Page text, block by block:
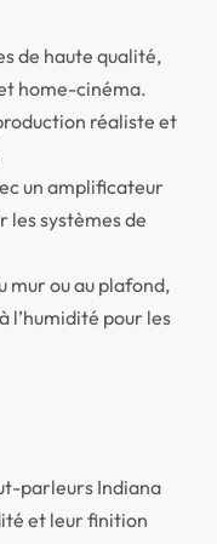
de haute qualité,
home-cinéma.
réaliste et
un amplificateur
systèmes de
mur ou au plafond,
l’humidité pour les
parleurs Indiana
et leur finition